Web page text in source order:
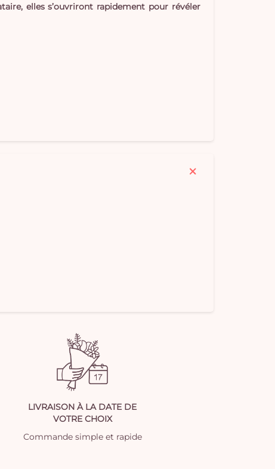
elles s’ouvriront rapidement pour révéler
LIVRAISON À LA DATE DE
VOTRE CHOIX
Commande simple et rapide